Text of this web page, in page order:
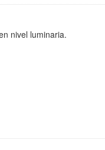
nivel luminaria.